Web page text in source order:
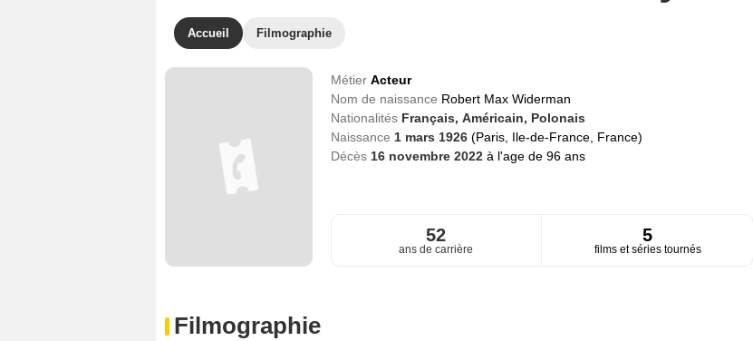
Accueil Filmographie
Métier Acteur
Nom de naissance Robert Max Widerman
Nationalités Français, Américain, Polonais
Naissance 1 mars 1926 (Paris, Ile-de-France, France)
Décès 16 novembre 2022 à l'age de 96 ans
52
ans de carrière
5
films et séries tournés
Filmographie